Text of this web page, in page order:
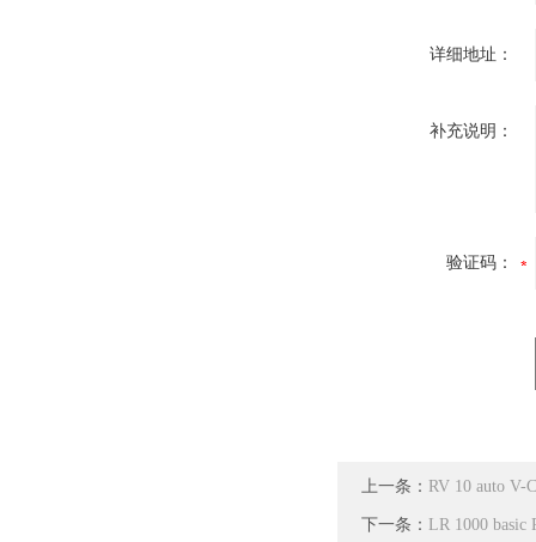
详细地址：
补充说明：
验证码：
上一条： RV 10 auto V-
下一条： LR 1000 basic